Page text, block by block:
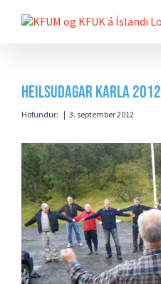
beint
Heilsudagar karla 2012
Höfundur: | 3. september 2012